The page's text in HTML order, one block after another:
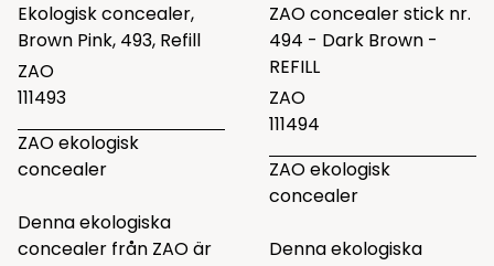
Ekologisk concealer,
Brown Pink, 493, Refill
ZAO
111493
ZAO ekologisk
concealer
Denna ekologiska
concealer från ZAO är
ZAO concealer stick nr.
494 - Dark Brown -
REFILL
ZAO
111494
ZAO ekologisk
concealer
Denna ekologiska